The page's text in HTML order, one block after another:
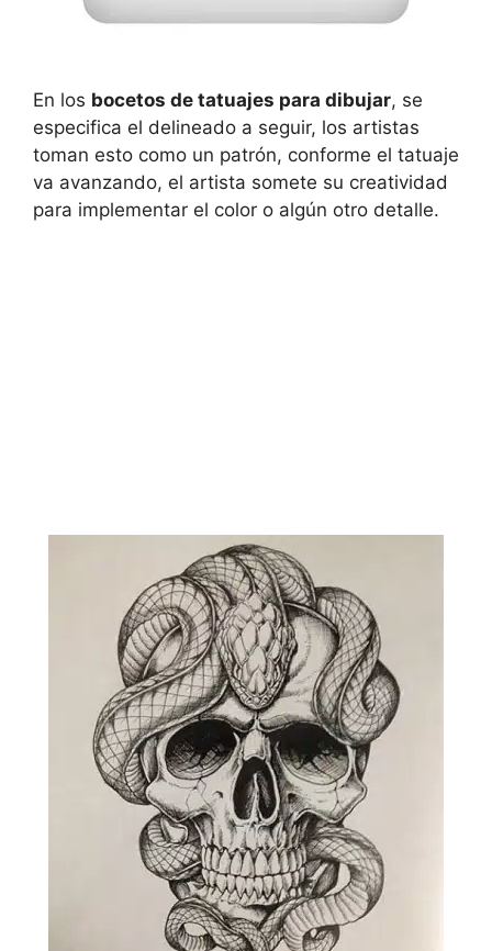
En los bocetos de tatuajes para dibujar, se
especifica el delineado a seguir, los artistas
toman esto como un patrón, conforme el tatuaje
va avanzando, el artista somete su creatividad
para implementar el color o algún otro detalle.